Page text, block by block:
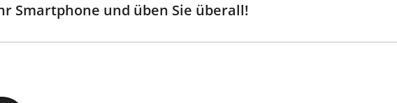
Smartphone und üben Sie überall!